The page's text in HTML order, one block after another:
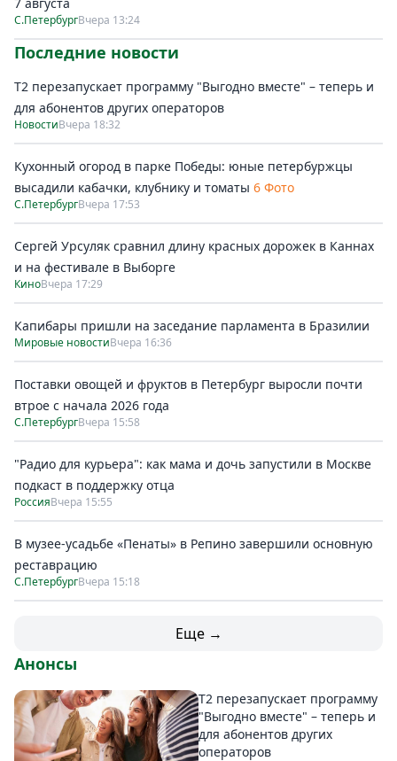
С.ПетербургВчера 13:24
Последние новости
Т2 перезапускает программу "Выгодно вместе" – теперь и
для абонентов других операторов
НовостиВчера 18:32
Кухонный огород в парке Победы: юные петербуржцы
высадили кабачки, клубнику и томаты 6 Фото
С.ПетербургВчера 17:53
Сергей Урсуляк сравнил длину красных дорожек в Каннах
и на фестивале в Выборге
КиноВчера 17:29
Капибары пришли на заседание парламента в Бразилии
Мировые новостиВчера 16:36
Поставки овощей и фруктов в Петербург выросли почти
втрое с начала 2026 года
С.ПетербургВчера 15:58
"Радио для курьера": как мама и дочь запустили в Москве
подкаст в поддержку отца
РоссияВчера 15:55
В музее-усадьбе «Пенаты» в Репино завершили основную
реставрацию
С.ПетербургВчера 15:18
Еще →
Анонсы
Т2 перезапускает программу
"Выгодно вместе" – теперь и
для абонентов других
операторов